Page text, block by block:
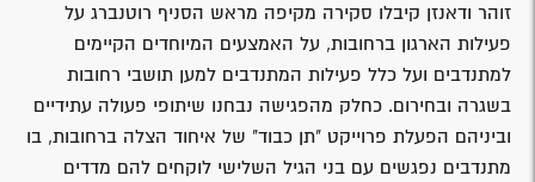
זוהר ודאנזן קיבלו סקירה מקיפה מראש הסניף רוטנברג על
פעילות הארגון ברחובות, על האמצעים המיוחדים הקיימים
למתנדבים ועל כלל פעילות המתנדבים למען תושבי רחובות
בשגרה ובחירום. כחלק מהפגישה נבחנו שיתופי פעולה עתידיים
וביניהם הפעלת פרוייקט "תן כבוד" של איחוד הצלה ברחובות, בו
מתנדבים נפגשים עם בני הגיל השלישי לוקחים להם מדדים